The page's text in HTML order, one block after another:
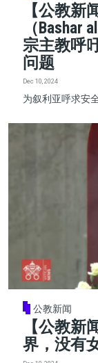
【公教新
（Bashar
宗主教呼
问题
Dec 10, 2024
为叙利亚呼求安
公教新闻
【公教新
界，没有